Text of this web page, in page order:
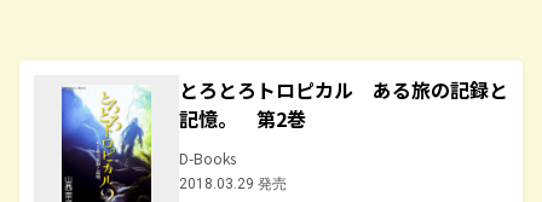
とろとろトロピカル ある旅の記録と
記憶。 第2巻
D-Books
2018.03.29 発売